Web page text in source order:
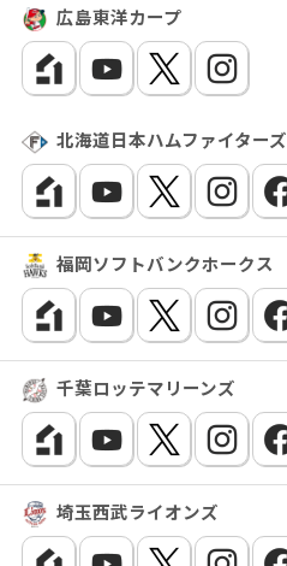
広島東洋カープ
北海道日本ハムファイターズ
福岡ソフトバンクホークス
千葉ロッテマリーンズ
埼玉西武ライオンズ